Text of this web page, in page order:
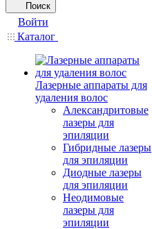
Поиск
Войти
Каталог
Лазерные аппараты для
удаления волос
Александритовые
лазеры для
эпиляции
Гибридные лазеры
для эпиляции
Диодные лазеры
для эпиляции
Неодимовые
лазеры для
эпиляции